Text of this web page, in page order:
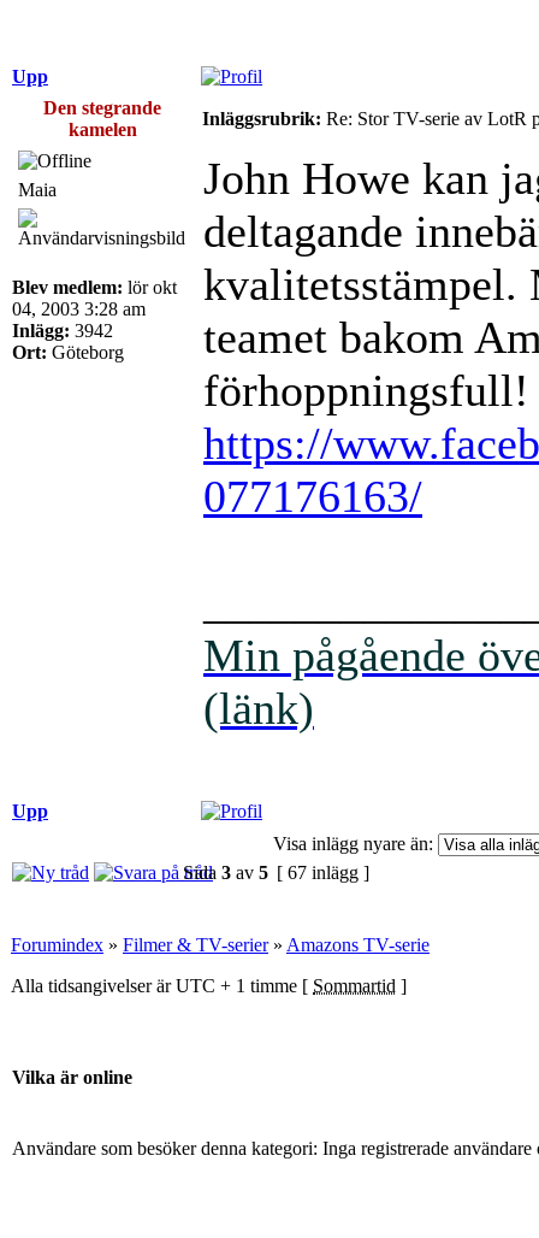
Upp
Den stegrande
kamelen
Inläggsrubrik: Re: Stor TV-serie av LotR
Maia
Blev medlem: lör okt
04, 2003 3:28 am
Inlägg: 3942
Ort: Göteborg
John Howe kan
deltagande
kvalitetsstämpel.
teamet bakom
https://
077176163/
Min pågående
(länk)
Upp
Visa inlägg nyare än:
Sida 3 av 5 [ 67 inlägg ]
Forumindex » Filmer & TV-serier» Amazons TV-serie
Alla tidsangivelser är UTC + 1 timme [ Sommartid ]
Vilka är online
Användare som besöker denna kategori: Inga registrerade användare